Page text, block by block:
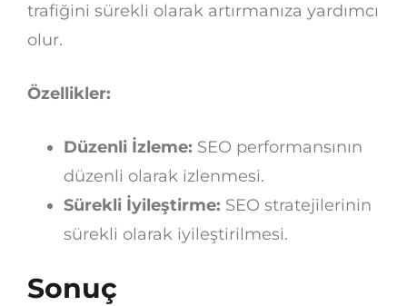
trafiğini sürekli olarak artırmanıza yardımcı
olur.
Özellikler:
Düzenli İzleme: SEO performansının
düzenli olarak izlenmesi.
Sürekli İyileştirme: SEO stratejilerinin
sürekli olarak iyileştirilmesi.
Sonuç